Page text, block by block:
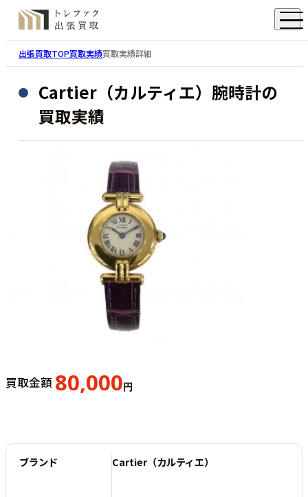
出張買取TOP買取実績買取実績詳細
Cartier（カルティエ）腕時計の
買取実績
買取金額 80,000円
ブランド Cartier（カルティエ）